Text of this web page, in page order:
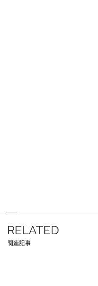
RELATED
関連記事